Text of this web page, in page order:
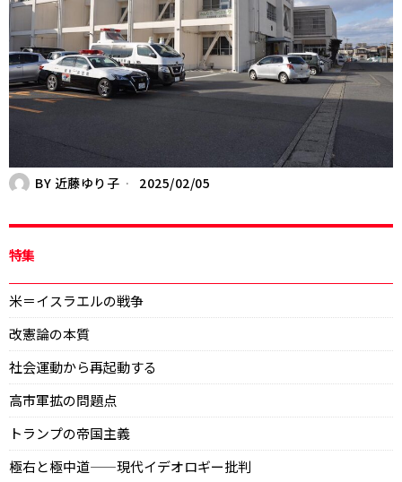
BY 近藤ゆり子 2025/02/05
特集
米＝イスラエルの戦争
改憲論の本質
社会運動から再起動する
高市軍拡の問題点
トランプの帝国主義
極右と極中道——現代イデオロギー批判